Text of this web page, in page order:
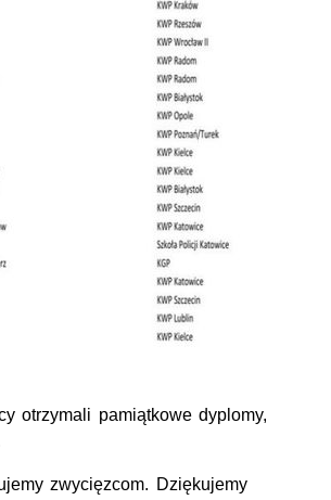
otrzymali pamiątkowe dyplomy,
zwycięzcom. Dziękujemy